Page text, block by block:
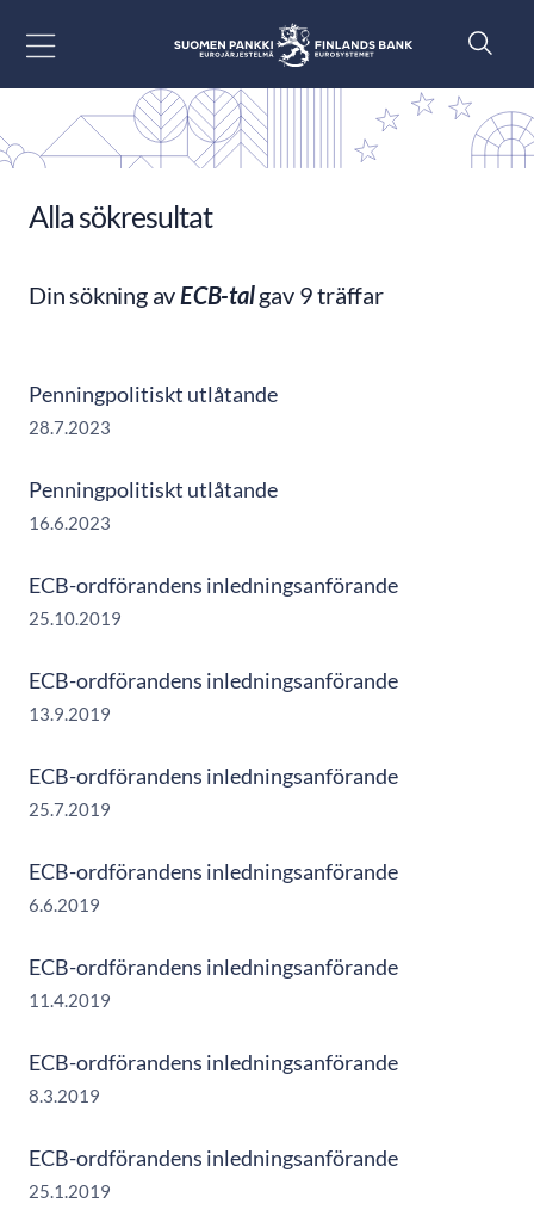
Alla sökresultat
Din sökning avECB-talgav 9 träffar
Penningpolitiskt utlåtande
28.7.2023
Penningpolitiskt utlåtande
16.6.2023
ECB-ordförandens inledningsanförande
25.10.2019
ECB-ordförandens inledningsanförande
13.9.2019
ECB-ordförandens inledningsanförande
25.7.2019
ECB-ordförandens inledningsanförande
6.6.2019
ECB-ordförandens inledningsanförande
11.4.2019
ECB-ordförandens inledningsanförande
8.3.2019
ECB-ordförandens inledningsanförande
25.1.2019